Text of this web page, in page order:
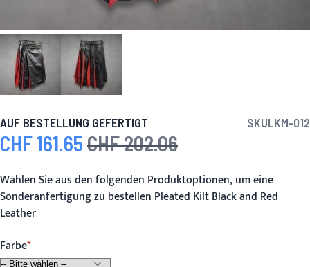
AUF BESTELLUNG GEFERTIGT SKULKM-012
Sonderpreis
CHF 161.65 Regulärer Preis
CHF 202.06
Wählen Sie aus den folgenden Produktoptionen, um eine
Sonderanfertigung zu bestellen Pleated Kilt Black and Red
Leather
Farbe